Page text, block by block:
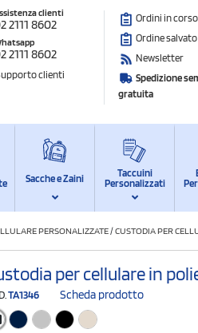
clienti
2111 8602
2111 8602
clienti
Ordini in corso
Ordine salvato
Newsletter
Spedizione
gratuita
Sacche e Zaini
Taccuini
Personalizzati
PERSONALIZZATE/CUSTODIA PER
per cellulare in
TA1346 Scheda prodotto